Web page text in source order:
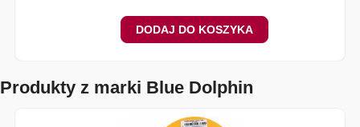
DODAJ DO KOSZYKA
Produkty z marki Blue Dolphin